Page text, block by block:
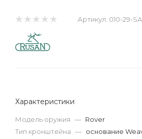
Артикул: 010-29-
Характеристики
Модель оружия — Rover
Тип кронштейна — основание